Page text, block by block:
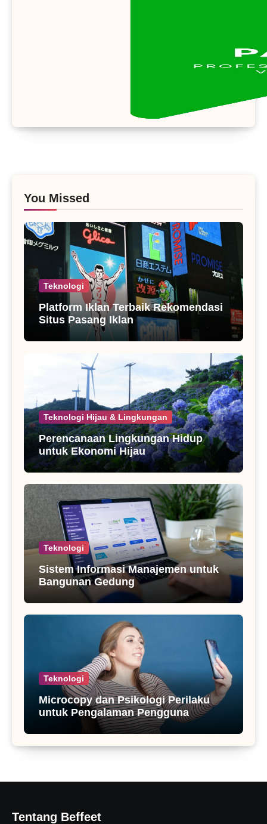
You Missed
Teknologi
Platform Iklan Terbaik Rekomendasi
Situs Pasang Iklan
Teknologi Hijau & Lingkungan
Perencanaan Lingkungan Hidup
untuk Ekonomi Hijau
Teknologi
Sistem Informasi Manajemen untuk
Bangunan Gedung
Teknologi
Microcopy dan Psikologi Perilaku
untuk Pengalaman Pengguna
Tentang Beffeet